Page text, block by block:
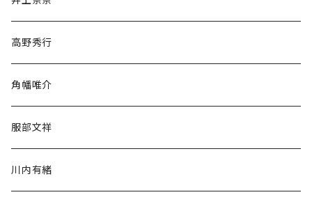
随筆・ノンフィクション・その他
高野秀行
角幡唯介
服部文祥
川内有緒